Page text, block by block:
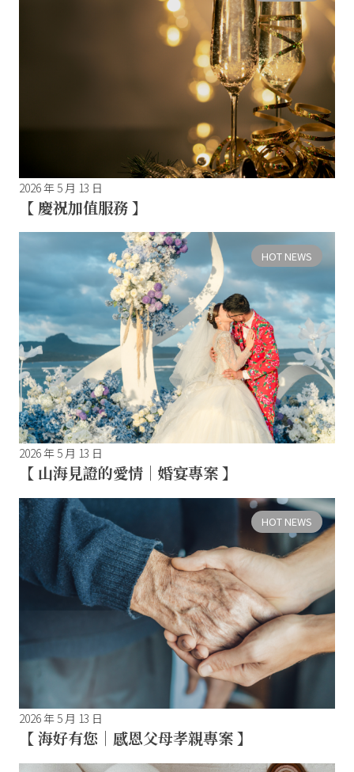
2026 年 5 月 13 日
【 慶祝加值服務 】
HOT NEWS
2026 年 5 月 13 日
【 山海見證的愛情｜婚宴專案 】
HOT NEWS
2026 年 5 月 13 日
【 海好有您｜感恩父母孝親專案 】